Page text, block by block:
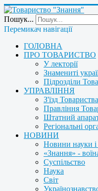
Пошук...
Перемикач навігації
ГОЛОВНА
ПРО ТОВАРИСТВО
У лекторії
Знамениті
Підрозділи
УПРАВЛІННЯ
З'їзд Товариства
Правління
Штатний
Регіональні
НОВИНИ
Новини науки і
«Знання» -
Суспільство
Наука
Світ